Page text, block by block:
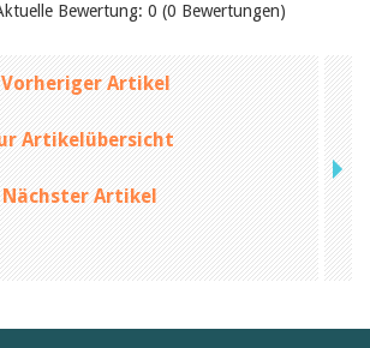
Bewertung: 0 (0 Bewertungen)
Vorheriger Artikel
Artikelübersicht
Nächster Artikel